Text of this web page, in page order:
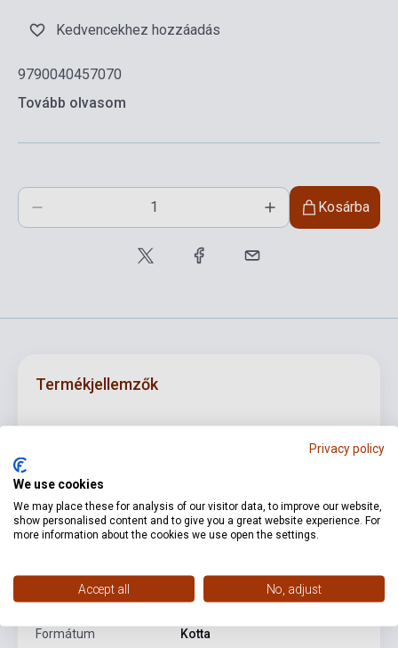
Kedvencekhez hozzáadás
9790040457070
Tovább olvasom
Kosárba
Termékjellemzők
Oldalszám 356
Kötés Puhakötés
Kiadási év 2008
Formátum Kotta
Privacy policy
We use cookies
We may place these for analysis of our visitor data, to improve our website,
show personalised content and to give you a great website experience. For
more information about the cookies we use open the settings.
Accept all No, adjust